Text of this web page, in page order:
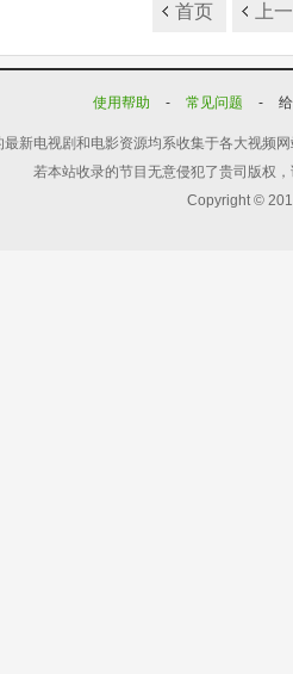
首页 上
使用帮助 - 常见问题 -
最新电视剧和电影资源均系收集于各大视频
若本站收录的节目无意侵犯了贵司版权
Copyright ©